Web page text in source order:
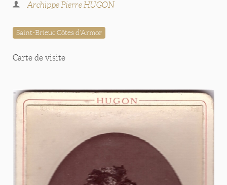
Archippe Pierre HUGON
Saint-Brieuc Côtes d'Armor
Carte de visite